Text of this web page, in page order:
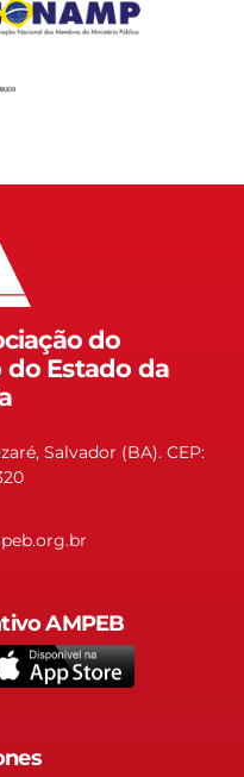
do
Estado da
Salvador (BA). CEP:
AMPEB